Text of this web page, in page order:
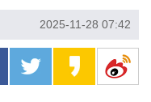
2025-11-28 07:42